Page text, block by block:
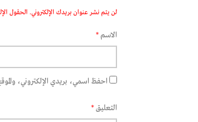
لن يتم نشر عنوان بريدك الإلكتروني. الحقول
الاسم*
احفظ اسمي، بريدي الإلكتروني،
التعليق*